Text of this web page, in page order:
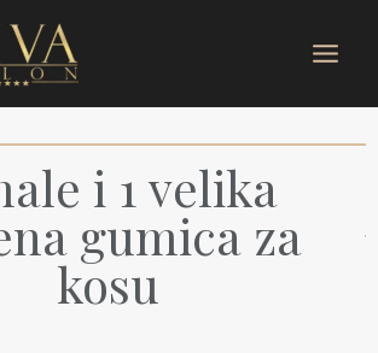
Menu
i 1 velika
gumica za
kosu